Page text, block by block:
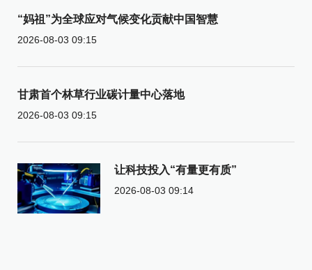
“妈祖”为全球应对气候变化贡献中国智慧
2026-08-03 09:15
甘肃首个林草行业碳计量中心落地
2026-08-03 09:15
让科技投入“有量更有质”
2026-08-03 09:14